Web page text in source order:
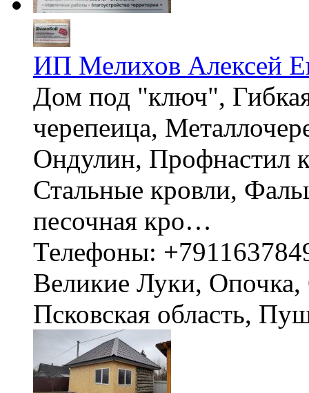
ИП Мелихов Алексей
Дом под "ключ",
черепеица,
Ондулин, Профнастил
Стальные кровли,
песочная кро…
Телефоны:
Великие Луки,
Псковская область,